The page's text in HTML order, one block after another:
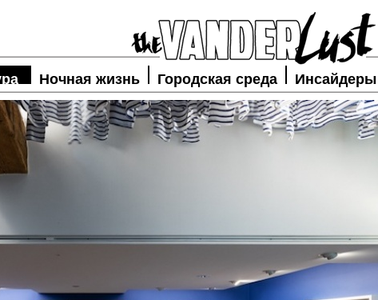
Ночная жизнь Городская среда Инсайдеры